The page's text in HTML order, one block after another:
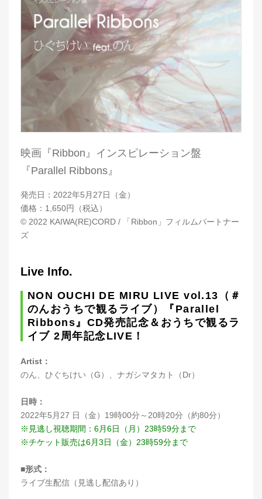
映画『Ribbon』インスピレーション盤
『Parallel Ribbons』
発売日：2022年5月27日（金）
価格：1,650円（税込）
© 2022 KAIWA(RE)CORD / 「Ribbon」フィルムパートナー
ズ
Live Info.
NON OUCHI DE MIRU LIVE vol.13（＃
のんおうちで観るライブ）『Parallel
Ribbons』CD発売記念＆おうちで観るラ
イブ 2周年記念LIVE！
Artist：
のん、ひぐちけい（G）、ナガシマタカト（Dr）
日時：
2022年5月27 日（金）19時00分～20時20分（約80分）
※見逃し視聴期間：6月6日（月）23時59分まで
※チケット販売は6月3日（金）23時59分まで
■形式：
ライブ生配信（見逃し配信あり）